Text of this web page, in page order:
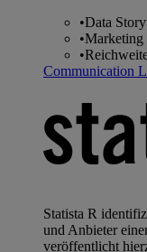
•Data
•Marketing
•
Communication
Statista R
und Anbieter
veröffentlicht